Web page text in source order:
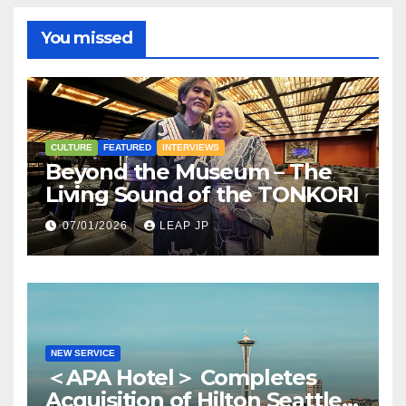
You missed
CULTURE FEATURED INTERVIEWS
Beyond the Museum – The
Living Sound of the TONKORI
07/01/2026 LEAP JP
NEW SERVICE
＜APA Hotel＞ Completes
Acquisition of Hilton Seattle